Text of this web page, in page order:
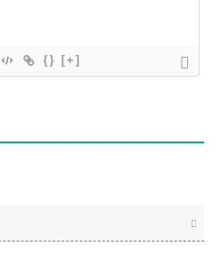
{} [+]